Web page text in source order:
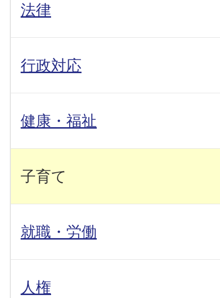
法律
行政対応
健康・福祉
子育て
就職・労働
人権